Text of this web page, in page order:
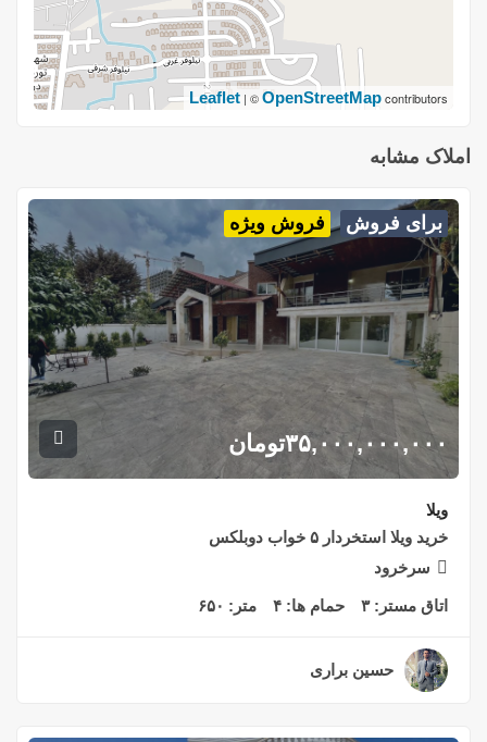
Leaflet | ©OpenStreetMapcontributors
املاک مشابه
برای فروش فروش ویژه
۳۵,۰۰۰,۰۰۰,۰۰۰تومان
ویلا
خرید ویلا استخردار ۵ خواب دوبلکس
سرخرود
اتاق مستر:۳ حمام ها: ۴ متر: ۶۵۰
حسین براری